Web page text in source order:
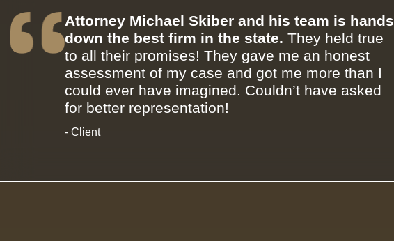
Attorney Michael Skiber and his team is hands
down the best firm in the state. They held true
to all their promises! They gave me an honest
assessment of my case and got me more than I
could ever have imagined. Couldn’t have asked
for better representation!
- Client